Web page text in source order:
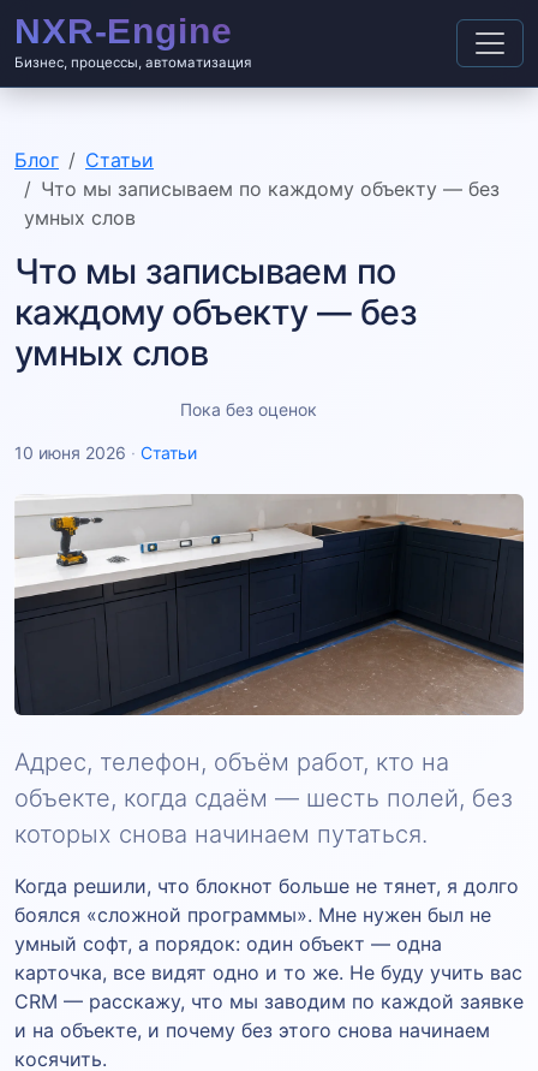
Бизнес, процессы, автоматизация
Блог
Статьи
Что мы записываем по каждому объекту — без
умных слов
Что мы записываем по
каждому объекту — без
умных слов
Пока без оценок
10 июня 2026 · Статьи
Адрес, телефон, объём работ, кто на
объекте, когда сдаём — шесть полей, без
которых снова начинаем путаться.
Когда решили, что блокнот больше не тянет, я долго
боялся «сложной программы». Мне нужен был не
умный софт, а порядок: один объект — одна
карточка, все видят одно и то же. Не буду учить вас
CRM — расскажу, что мы заводим по каждой заявке
и на объекте, и почему без этого снова начинаем
косячить.